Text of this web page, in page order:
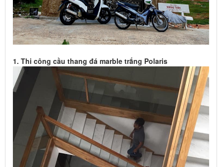
1. Thi công cầu thang đá marble trắng Polaris